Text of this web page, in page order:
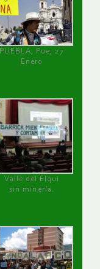
PUEBLA, Pue, 27
Enero
Valle del Elqui
sin minería.